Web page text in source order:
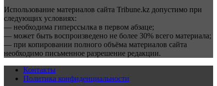
Использование материалов сайта Tribune.kz допустимо при
следующих условиях:
— необходима гиперссылка в первом абзаце;
— может быть воспроизведено не более 30% всего материала;
— при копировании полного объёма материалов сайта
необходимо письменное разрешение редакции.
Контакты
Политика конфиденциальности